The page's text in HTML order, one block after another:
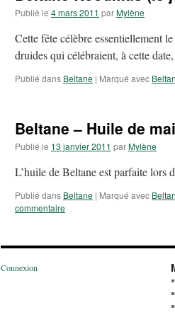
Publié le 4 mars 2011 parMylène
Cette fête célèbre essentiellement
druides qui célébraient, à cette
Publié dans Beltane | Marqué avec
Beltane – Huile de mai
Publié le 13 janvier 2011 parMylène
L’huile de Beltane est parfaite lors
Publié dans Beltane | Marqué avec
commentaire
Connexion